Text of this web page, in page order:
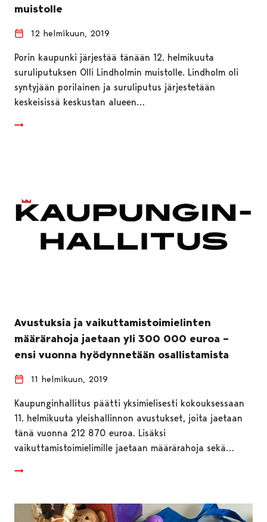
muistolle
12 helmikuun, 2019
Porin kaupunki järjestää tänään 12. helmikuuta
suruliputuksen Olli Lindholmin muistolle. Lindholm oli
syntyjään porilainen ja suruliputus järjestetään
keskeisissä keskustan alueen…
Avustuksia ja vaikuttamistoimielinten
määrärahoja jaetaan yli 300 000 euroa –
ensi vuonna hyödynnetään osallistamista
11 helmikuun, 2019
Kaupunginhallitus päätti yksimielisesti kokouksessaan
11. helmikuuta yleishallinnon avustukset, joita jaetaan
tänä vuonna 212 870 euroa. Lisäksi
vaikuttamistoimielimille jaetaan määrärahoja sekä…